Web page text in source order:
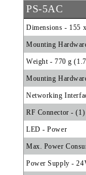
PS-5AC
Dimensions - 155
Mounting
Weight - 770 g
Mounting
Networking
RF Connector -
LED - Power
Max. Power
Power Supply -